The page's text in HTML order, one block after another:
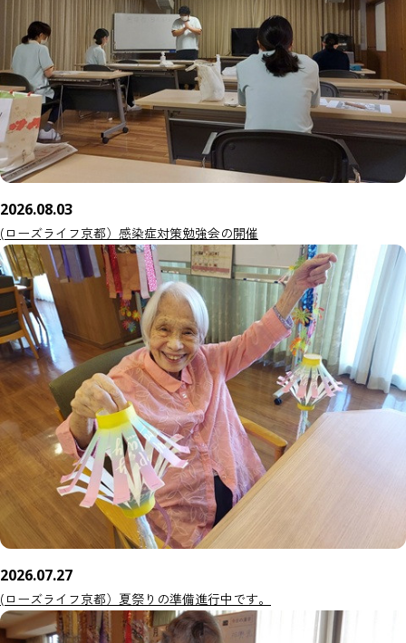
2026.08.03
(ローズライフ京都）感染症対策勉強会の開催
2026.07.27
(ローズライフ京都）夏祭りの準備進行中です。